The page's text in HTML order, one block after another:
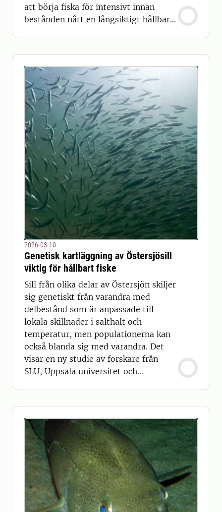
att börja fiska för intensivt innan
bestånden nått en långsiktigt hållbar
2026-03-10
Genetisk kartläggning av Östersjösill
viktig för hållbart fiske
Sill från olika delar av Östersjön skiljer
sig genetiskt från varandra med
delbestånd som är anpassade till
lokala skillnader i salthalt och
temperatur, men populationerna kan
också blanda sig med varandra. Det
visar en ny studie av forskare från
SLU, Uppsala universitet och